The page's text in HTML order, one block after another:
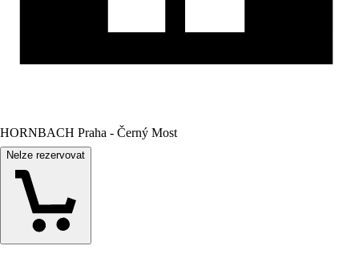
HORNBACH Praha - Černý Most
Nelze rezervovat